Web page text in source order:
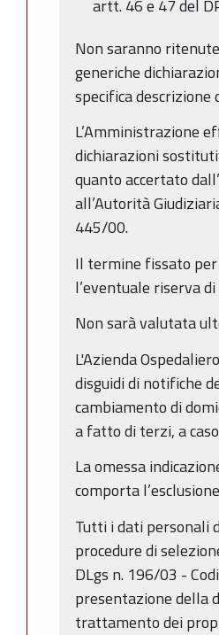
artt. 46 e 47 del
Non saranno
generiche
specifica descrizione
L’Amministrazione
dichiarazioni
quanto accertato
all’Autorità
445/00.
Il termine fissato
l’eventuale riserva
Non sarà valutata
L'Azienda
disguidi di notifiche
cambiamento di
a fatto di terzi, a
La omessa
comporta
Tutti i dati personali
procedure di
DLgs n. 196/03 -
presentazione della
trattamento dei